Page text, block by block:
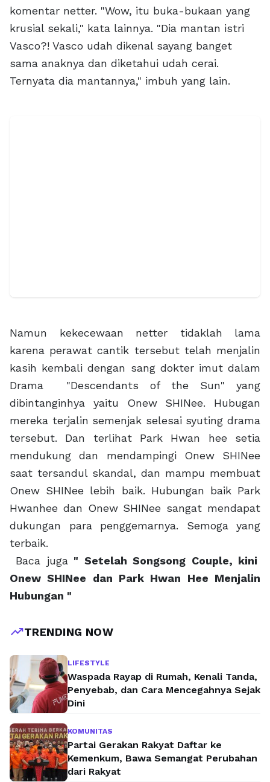
komentar netter. "Wow, itu buka-bukaan yang
krusial sekali," kata lainnya. "Dia mantan istri
Vasco?! Vasco udah dikenal sayang banget
sama anaknya dan diketahui udah cerai.
Ternyata dia mantannya," imbuh yang lain.
Namun kekecewaan netter tidaklah lama
karena perawat cantik tersebut telah menjalin
kasih kembali dengan sang dokter imut dalam
Drama "Descendants of the Sun" yang
dibintanginhya yaitu Onew SHINee. Hubugan
mereka terjalin semenjak selesai syuting drama
tersebut. Dan terlihat Park Hwan hee setia
mendukung dan mendampingi Onew SHINee
saat tersandul skandal, dan mampu membuat
Onew SHINee lebih baik. Hubungan baik Park
Hwanhee dan Onew SHINee sangat mendapat
dukungan para penggemarnya. Semoga yang
terbaik.
Baca juga" Setelah Songsong Couple, kini
Onew SHINee dan Park Hwan Hee Menjalin
Hubungan "
trending_upTRENDING NOW
LIFESTYLE
Waspada Rayap di Rumah, Kenali Tanda,
Penyebab, dan Cara Mencegahnya Sejak
Dini
KOMUNITAS
Partai Gerakan Rakyat Daftar ke
Kemenkum, Bawa Semangat Perubahan
dari Rakyat